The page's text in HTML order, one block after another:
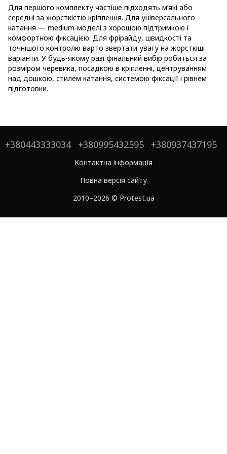
Для першого комплекту частіше підходять м’які або
середні за жорсткістю кріплення. Для універсального
катання — medium-моделі з хорошою підтримкою і
комфортною фіксацією. Для фрірайду, швидкості та
точнішого контролю варто звертати увагу на жорсткіші
варіанти. У будь-якому разі фінальний вибір робиться за
розміром черевика, посадкою в кріпленні, центруванням
над дошкою, стилем катання, системою фіксації і рівнем
підготовки.
+380443333034 +380995432595 +380937437195
Контактна інформація
Повна версія сайту
2010–2026 © Protest.ua